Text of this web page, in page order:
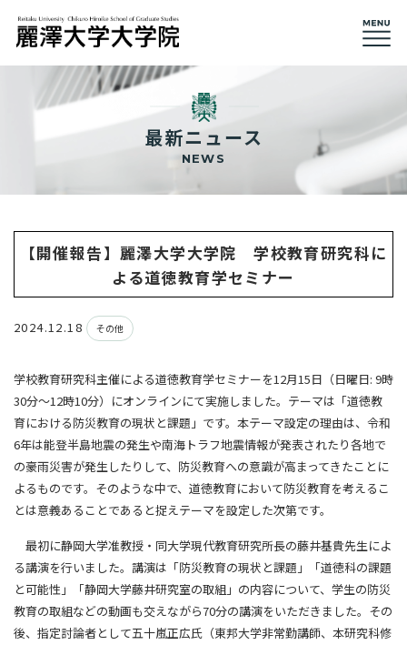
最新ニュース
NEWS
【開催報告】麗澤大学大学院 学校教育研究科に
よる道徳教育学セミナー
2024.12.18 その他
学校教育研究科主催による道徳教育学セミナーを12月15日（日曜日: 9時
30分～12時10分）にオンラインにて実施しました。テーマは「道徳教
育における防災教育の現状と課題」です。本テーマ設定の理由は、令和
6年は能登半島地震の発生や南海トラフ地震情報が発表されたり各地で
の豪雨災害が発生したりして、防災教育への意識が高まってきたことに
よるものです。そのような中で、道徳教育において防災教育を考えるこ
とは意義あることであると捉えテーマを設定した次第です。
最初に静岡大学准教授・同大学現代教育研究所長の藤井基貴先生によ
る講演を行いました。講演は「防災教育の現状と課題」「道徳科の課題
と可能性」「静岡大学藤井研究室の取組」の内容について、学生の防災
教育の取組などの動画も交えながら70分の講演をいただきました。その
後、指定討論者として五十嵐正広氏（東邦大学非常勤講師、本研究科修